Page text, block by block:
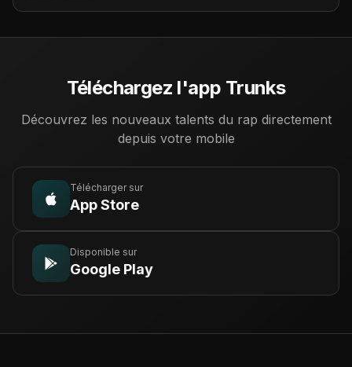
Téléchargez l'app Trunks
Découvrez les nouveaux talents du rap directement
depuis votre mobile
Télécharger sur
App Store
Disponible sur
Google Play